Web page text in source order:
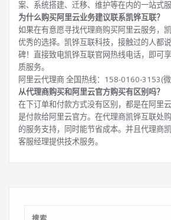
案、系统搭建、迁移、维护等在内的一站式服
为什么购买阿里云业务建议联系凯铧互联？
如果在有意愿寻找代理商购买阿里云服务，
优秀的选择。凯铧互联科技，接触过的人都
碑！直接致电凯铧互联官网热线电话，即可
质服务。
阿里云代理商 全国热线：158-0160-3153(
从代理商购买和阿里云官方购买有区别吗？
在下订单和付款方式没有区别，都是在阿里
是付款给阿里云官方。在代理商凯铧互联处
的服务支持，同时能节省成本。并且代理商
客服经理提供技术服务。